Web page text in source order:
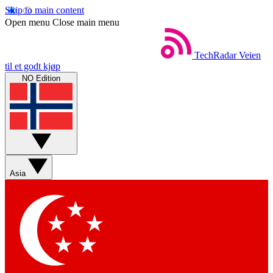
Skip to main content
Open menu Close main menu
TechRadar Veien
til et godt kjøp
NO Edition
Asia